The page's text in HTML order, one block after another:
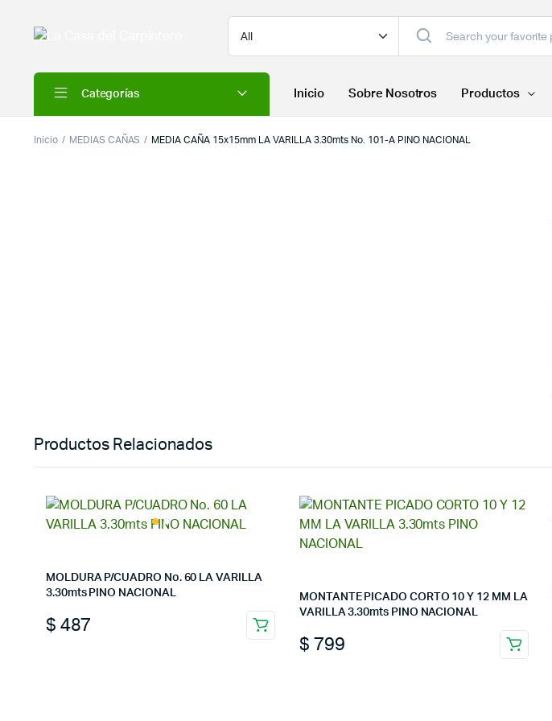
Categorías Inicio Sobre Nosotros Productos
Inicio MEDIAS CAÑAS MEDIA CAÑA 15x15mm LA VARILLA 3.30mts No. 101-A PINO NACIONAL
Productos Relacionados
MOLDURA P/CUADRO No. 60 LA VARILLA
3.30mts PINO NACIONAL
$ 487
MONTANTE PICADO CORTO 10 Y 12 MM LA
VARILLA 3.30mts PINO NACIONAL
$ 799